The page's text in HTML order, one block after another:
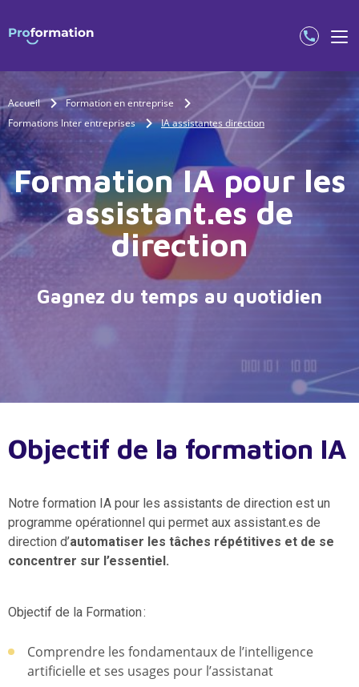
Accueil
Formation en entreprise
Formations Inter entreprises
IA assistantes direction
Formation IA pour les
assistant.es de
direction
Gagnez du temps au quotidien
Objectif de la formation IA
Notre formation IA pour les assistants de direction est un
programme opérationnel qui permet aux assistant.es de
direction d’automatiser les tâches répétitives et de se
concentrer sur l’essentiel.
Objectif de la Formation :
Comprendre les fondamentaux de l’intelligence
artificielle et ses usages pour l’assistanat